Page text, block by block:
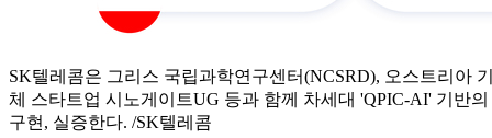
SK텔레콤은 그리스 국립과학연구센터(NCSRD), 오스트리아
체 스타트업 시노게이트UG 등과 함께 차세대 'QPIC-AI' 기반
구현, 실증한다. /SK텔레콤